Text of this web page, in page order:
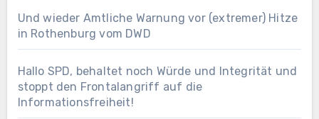
Und wieder Amtliche Warnung vor (extremer) Hitze
in Rothenburg vom DWD
Hallo SPD, behaltet noch Würde und Integrität und
stoppt den Frontalangriff auf die
Informationsfreiheit!